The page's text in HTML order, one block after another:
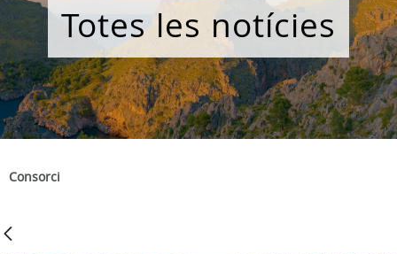
Totes les notícies
Consorci